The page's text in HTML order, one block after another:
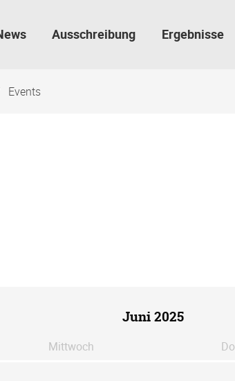
Ausschreibung Ergebnisse
Events
Juni 2025
Mittwoch Do